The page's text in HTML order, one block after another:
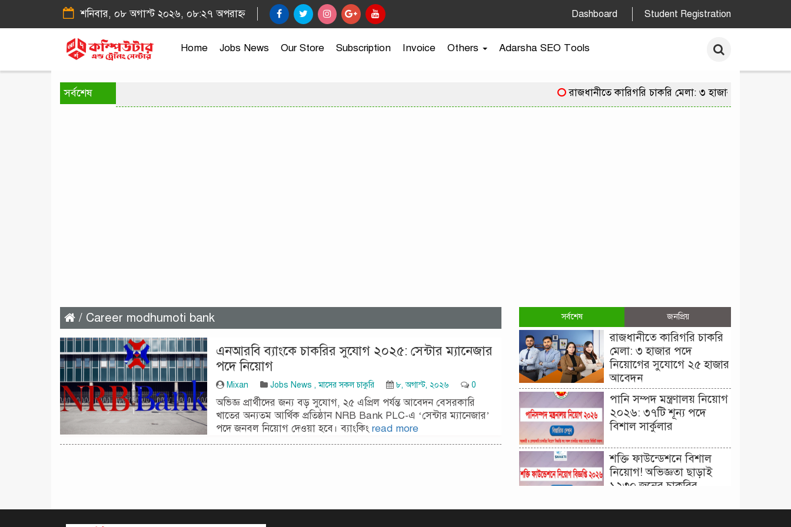
শনিবার, ০৮ অগাস্ট ২০২৬, ০৮:২৭ অপরাহ্ন Dashboard Student Registration
Home Jobs News Our Store Subscription Invoice Others Adarsha SEO Tools
সর্বশেষ রাজধানীতে কারিগরি চাকরি মেলা: ৩ হাজার পদে
/ Career modhumoti bank
এনআরবি ব্যাংকে চাকরির সুযোগ ২০২৫: সেন্টার ম্যানেজার
পদে নিয়োগ
Mixan Jobs News ,মাসের সকল চাকুরি ৮, অগাস্ট, ২০২৬ 0
অভিজ্ঞ প্রার্থীদের জন্য বড় সুযোগ, ২৫ এপ্রিল পর্যন্ত আবেদন বেসরকারি
খাতের অন্যতম আর্থিক প্রতিষ্ঠান NRB Bank PLC-এ ‘সেন্টার ম্যানেজার’
পদে জনবল নিয়োগ দেওয়া হবে। ব্যাংকিং read more
সর্বশেষ জনপ্রিয়
রাজধানীতে কারিগরি চাকরি
মেলা: ৩ হাজার পদে
নিয়োগের সুযোগে ২৫ হাজার
আবেদন
পানি সম্পদ মন্ত্রণালয় নিয়োগ
২০২৬: ৩৭টি শূন্য পদে
বিশাল সার্কুলার
শক্তি ফাউন্ডেশনে বিশাল
নিয়োগ! অভিজ্ঞতা ছাড়াই
১২৩০ জনের চাকরির